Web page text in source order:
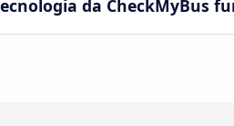
da CheckMyBus